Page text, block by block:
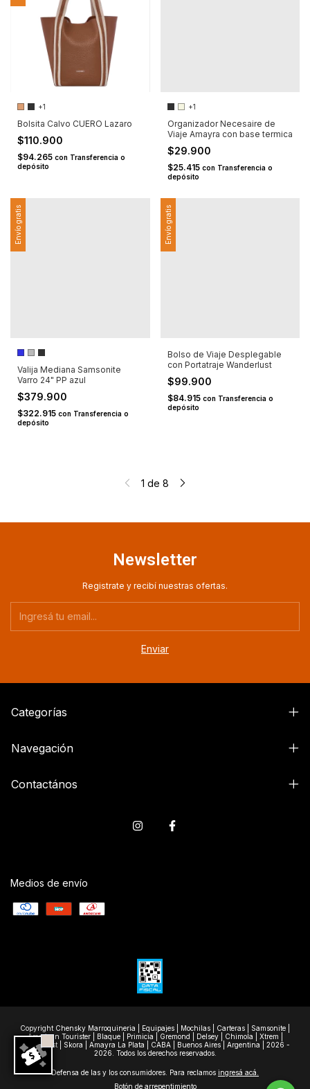
+1
Bolsita Calvo CUERO Lazaro
$110.900
$94.265 con Transferencia o
depósito
+1
Organizador Necesaire de
Viaje Amayra con base termica
$29.900
$25.415 con Transferencia o
depósito
Envío gratis
Valija Mediana Samsonite
Varro 24" PP azul
$379.900
$322.915 con Transferencia o
depósito
Envío gratis
Bolso de Viaje Desplegable
con Portatraje Wanderlust
$99.900
$84.915 con Transferencia o
depósito
1 de 8
Newsletter
Registrate y recibí nuestras ofertas.
Categorías
Navegación
Contactános
Medios de envío
Copyright Chensky Marroquineria | Equipajes | Mochilas | Carteras | Samsonite |
American Tourister | Blaque | Primicia | Gremond | Delsey | Chimola | Xtrem |
Wanderlast | Skora | Amayra La Plata | CABA | Buenos Aires | Argentina | 2026 -
2026. Todos los derechos reservados.
Defensa de las y los consumidores. Para reclamos ingresá acá.
Botón de arrepentimiento